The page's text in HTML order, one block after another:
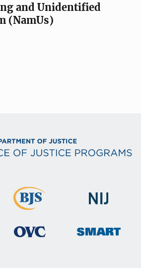
and Unidentified
(NamUs)